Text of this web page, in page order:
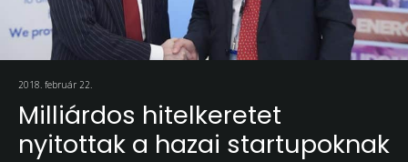
2018. február 22.
Milliárdos hitelkeretet
nyitottak a hazai startupoknak